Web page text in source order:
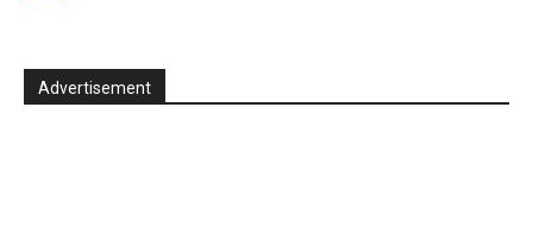
Advertisement